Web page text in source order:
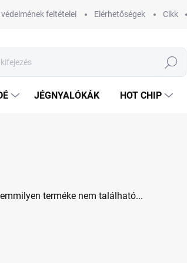
feltételei Elérhetőségek Cikk
Keresés
JÉGNYALÓKÁK HOT CHIP
terméke nem található...